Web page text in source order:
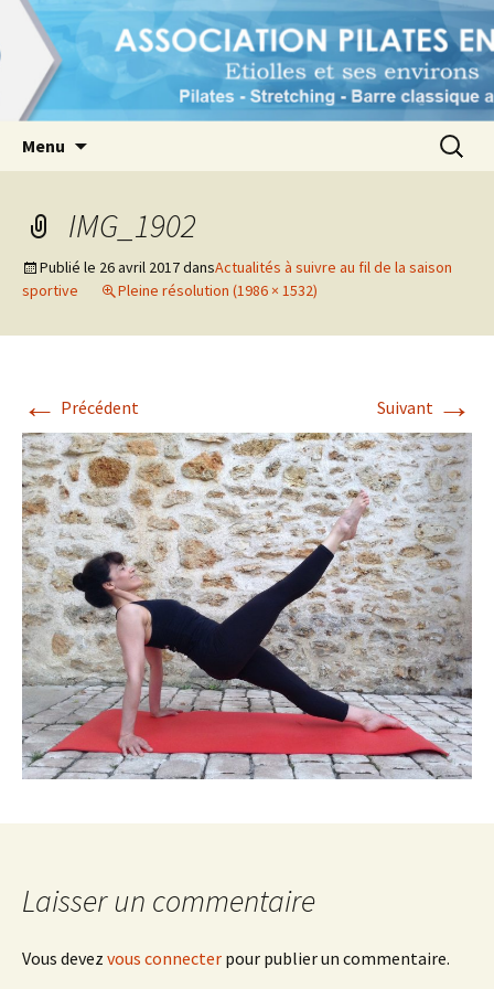
Association Pilates en Seine
1er pôle Pilates à Etiolles et ses environs
Menu
IMG_1902
Publié le 26 avril 2017dansActualités à suivre au fil de la saison
sportive
Pleine résolution (1986 × 1532)
← Précédent Suivant →
Laisser un commentaire
Vous devez vous connecter pour publier un commentaire.